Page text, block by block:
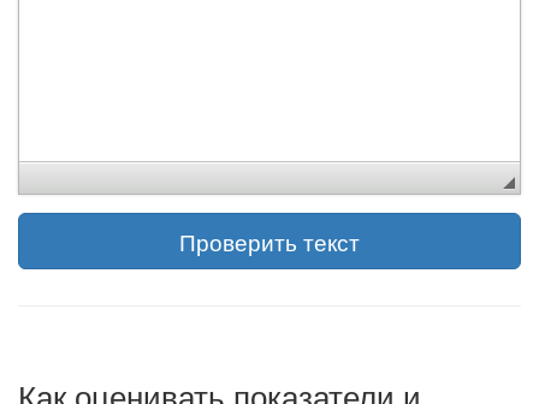
Проверить текст
Как оценивать показатели и